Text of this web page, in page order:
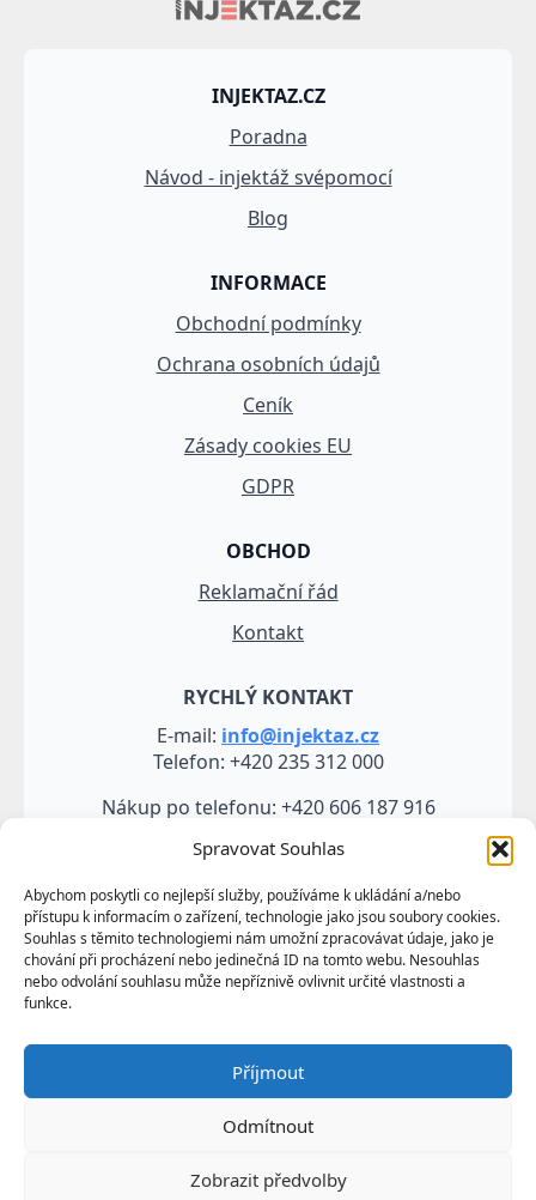
Spravovat Souhlas
Abychom poskytli co nejlepší služby, používáme k ukládání a/nebo
přístupu k informacím o zařízení, technologie jako jsou soubory cookies.
Souhlas s těmito technologiemi nám umožní zpracovávat údaje, jako je
chování při procházení nebo jedinečná ID na tomto webu. Nesouhlas
nebo odvolání souhlasu může nepříznivě ovlivnit určité vlastnosti a
funkce.
Příjmout
Odmítnout
Zobrazit předvolby
INJEKTAZ.CZ
Poradna
Návod - injektáž svépomocí
Blog
INFORMACE
Obchodní podmínky
Ochrana osobních údajů
Ceník
Zásady cookies EU
GDPR
OBCHOD
Reklamační řád
Kontakt
RYCHLÝ KONTAKT
E-mail: info@injektaz.cz
Telefon: +420 235 312 000
Nákup po telefonu: +420 606 187 916
Veškeré údaje, zejména texty a fotografie uvedené na
těchto webových stránkách jsou výtvorem a
vlastnictvím společnosti TRUMF sanace s.r.o.
představují její know-how a jako takové požívají
upravujících duševní vlastnictví.